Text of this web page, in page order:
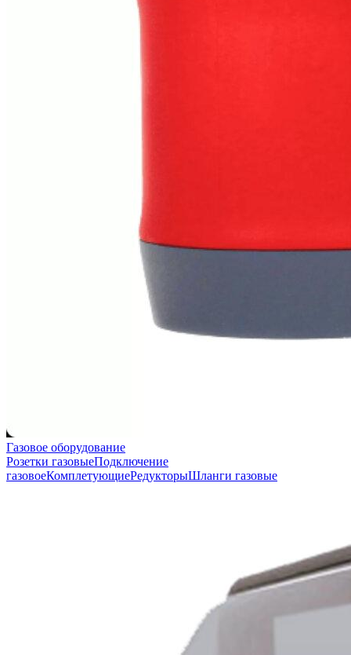
Газовое оборудование
Розетки газовыеПодключение
газовоеКомплетующиеРедукторыШланги газовые